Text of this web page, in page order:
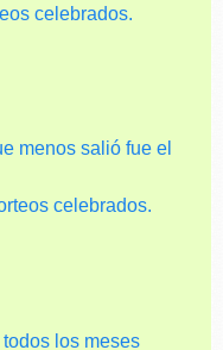
celebrados.
menos salió fue el
celebrados.
los meses